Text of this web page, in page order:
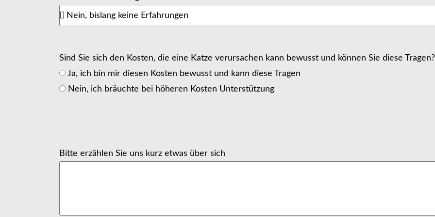
Sind Sie sich den Kosten, die eine Katze verursachen kann bewusst und können Sie diese
Ja, ich bin mir diesen Kosten bewusst und kann diese Tragen
Nein, ich bräuchte bei höheren Kosten Unterstützung
Bitte erzählen Sie uns kurz etwas über sich